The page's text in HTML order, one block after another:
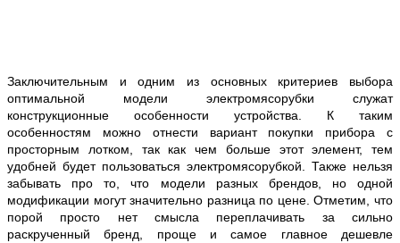
Заключительным и одним из основных критериев выбора
оптимальной модели электромясорубки служат
конструкционные особенности устройства. К таким
особенностям можно отнести вариант покупки прибора с
просторным лотком, так как чем больше этот элемент, тем
удобней будет пользоваться электромясорубкой. Также нельзя
забывать про то, что модели разных брендов, но одной
модификации могут значительно разница по цене. Отметим, что
порой просто нет смысла переплачивать за сильно
раскрученный бренд, проще и самое главное дешевле